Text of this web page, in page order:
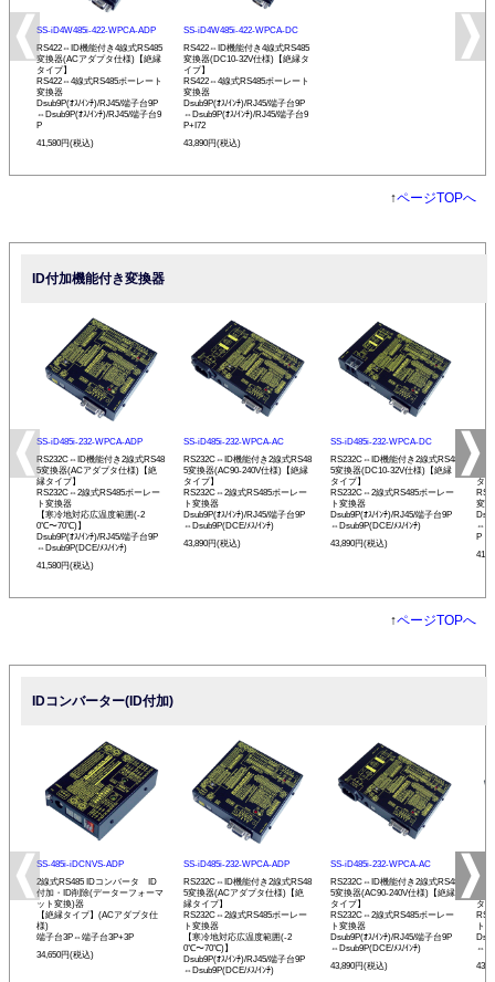
SS-iD4W485i-422-WPCA-ADP
RS422⇔ID機能付き4線式RS485
変換器(ACアダプタ仕様)【絶縁
タイプ】
RS422⇔4線式RS485ボーレート
変換器
Dsub9P(ｵｽ/ｲﾝﾁ)/RJ45/端子台9P
⇔Dsub9P(ｵｽ/ｲﾝﾁ)/RJ45/端子台9
P
41,580円(税込)
SS-iD4W485i-422-WPCA-DC
RS422⇔ID機能付き4線式RS485
変換器(DC10-32V仕様)【絶縁タ
イプ】
RS422⇔4線式RS485ボーレート
変換器
Dsub9P(ｵｽ/ｲﾝﾁ)/RJ45/端子台9P
⇔Dsub9P(ｵｽ/ｲﾝﾁ)/RJ45/端子台9
P+I72
43,890円(税込)
↑ページTOPへ
ID付加機能付き変換器
SS-iD485i-232-WPCA-ADP
RS232C⇔ID機能付き2線式RS48
5変換器(ACアダプタ仕様)【絶
縁タイプ】
RS232C⇔2線式RS485ボーレー
ト変換器
【寒冷地対応広温度範囲(-2
0℃〜70℃)】
Dsub9P(ｵｽ/ｲﾝﾁ)/RJ45/端子台9P
⇔Dsub9P(DCE/ﾒｽ/ｲﾝﾁ)
41,580円(税込)
SS-iD485i-232-WPCA-AC
RS232C⇔ID機能付き2線式RS48
5変換器(AC90-240V仕様)【絶縁
タイプ】
RS232C⇔2線式RS485ボーレー
ト変換器
Dsub9P(ｵｽ/ｲﾝﾁ)/RJ45/端子台9P
⇔Dsub9P(DCE/ﾒｽ/ｲﾝﾁ)
43,890円(税込)
SS-iD485i-232-WPCA-DC
RS232C⇔ID機能付き2線式RS48
5変換器(DC10-32V仕様)【絶縁
タイプ】
RS232C⇔2線式RS485ボーレー
ト変換器
Dsub9P(ｵｽ/ｲﾝﾁ)/RJ45/端子台9P
⇔Dsub9P(DCE/ﾒｽ/ｲﾝﾁ)
43,890円(税込)
タ
変
P
↑ページTOPへ
IDコンバーター(ID付加)
SS-485i-iDCNVS-ADP
2線式RS485 IDコンバータ ID
付加・ID削除(データーフォーマ
ット変換)器
【絶縁タイプ】(ACアダプタ仕
様)
端子台3P⇔端子台3P+3P
34,650円(税込)
SS-iD485i-232-WPCA-ADP
RS232C⇔ID機能付き2線式RS48
5変換器(ACアダプタ仕様)【絶
縁タイプ】
RS232C⇔2線式RS485ボーレー
ト変換器
【寒冷地対応広温度範囲(-2
0℃〜70℃)】
Dsub9P(ｵｽ/ｲﾝﾁ)/RJ45/端子台9P
⇔Dsub9P(DCE/ﾒｽ/ｲﾝﾁ)
SS-iD485i-232-WPCA-AC
RS232C⇔ID機能付き2線式RS48
5変換器(AC90-240V仕様)【絶縁
タイプ】
RS232C⇔2線式RS485ボーレー
ト変換器
Dsub9P(ｵｽ/ｲﾝﾁ)/RJ45/端子台9P
⇔Dsub9P(DCE/ﾒｽ/ｲﾝﾁ)
43,890円(税込)
タ
ト